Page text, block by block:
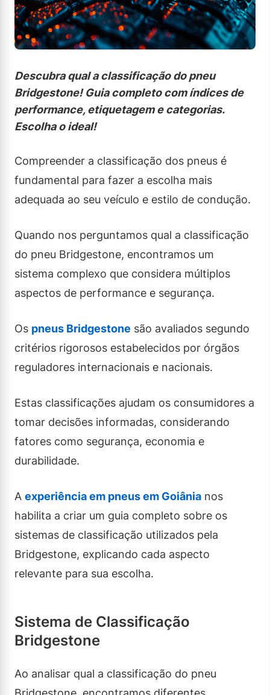
Descubra qual a classificação do pneu
Bridgestone! Guia completo com índices de
performance, etiquetagem e categorias.
Escolha o ideal!
Compreender a classificação dos pneus é
fundamental para fazer a escolha mais
adequada ao seu veículo e estilo de condução.
Quando nos perguntamos qual a classificação
do pneu Bridgestone, encontramos um
sistema complexo que considera múltiplos
aspectos de performance e segurança.
Os pneus Bridgestone são avaliados segundo
critérios rigorosos estabelecidos por órgãos
reguladores internacionais e nacionais.
Estas classificações ajudam os consumidores a
tomar decisões informadas, considerando
fatores como segurança, economia e
durabilidade.
A experiência em pneus em Goiânia nos
habilita a criar um guia completo sobre os
sistemas de classificação utilizados pela
Bridgestone, explicando cada aspecto
relevante para sua escolha.
Sistema de Classificação
Bridgestone
Ao analisar qual a classificação do pneu